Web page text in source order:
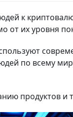
к
от их уровня
по всему
продуктов и